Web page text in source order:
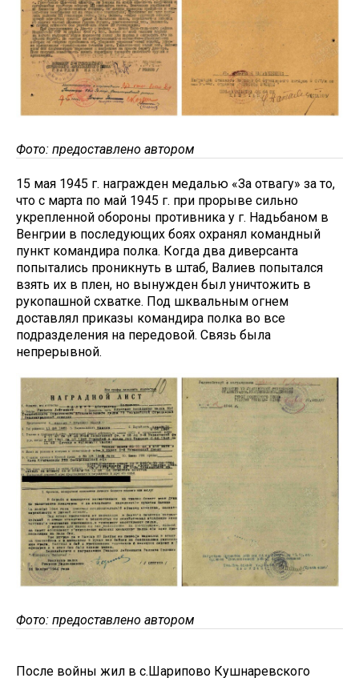
Фото: предоставлено автором
15 мая 1945 г. награжден медалью «За отвагу» за то,
что с марта по май 1945 г. при прорыве сильно
укрепленной обороны противника у г. Надьбаном в
Венгрии в последующих боях охранял командный
пункт командира полка. Когда два диверсанта
попытались проникнуть в штаб, Валиев попытался
взять их в плен, но вынужден был уничтожить в
рукопашной схватке. Под шквальным огнем
доставлял приказы командира полка во все
подразделения на передовой. Связь была
непрерывной.
Фото: предоставлено автором
После войны жил в с.Шарипово Кушнаревского